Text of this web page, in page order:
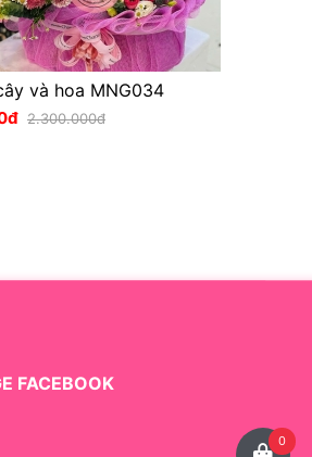
và hoa MNG034
2.300.000đ
FACEBOOK
0